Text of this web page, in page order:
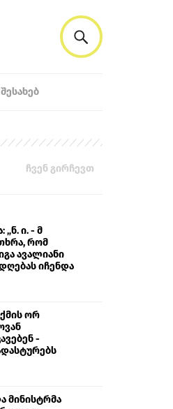
ჩვენ გირჩევთ
ი. - მ
რომ
ავალიანი
იჩენდა
ორ
-
მინისტრმა